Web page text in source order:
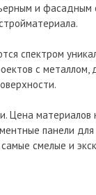
и фасадным
спектром
с металлом,
Цена материалов
панели
смелые и